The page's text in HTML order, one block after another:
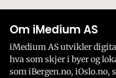
Om iMedium AS
iMedium AS utvikler
hva som skjer i byer og
som iBergen.no,